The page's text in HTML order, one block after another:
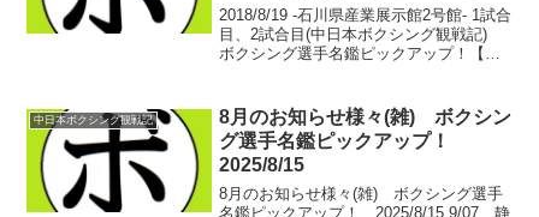
名鑑ピックアップ！
2018/8/19 -石川県産業展示館2号館- 1試合
目、2試合目(中日本ボクシング観戦記)
ボクシング選手名鑑ピックアップ！【フ
分堀井 俊佑 4戦1勝...
中日本ボクシング観戦記
8月のお知らせ様々(雑) ボクシン
グ選手名鑑ピックアップ！
2025/8/15
8月のお知らせ様々(雑) ボクシング選手
名鑑ピックアップ！ 2025/8/15 9/07 静